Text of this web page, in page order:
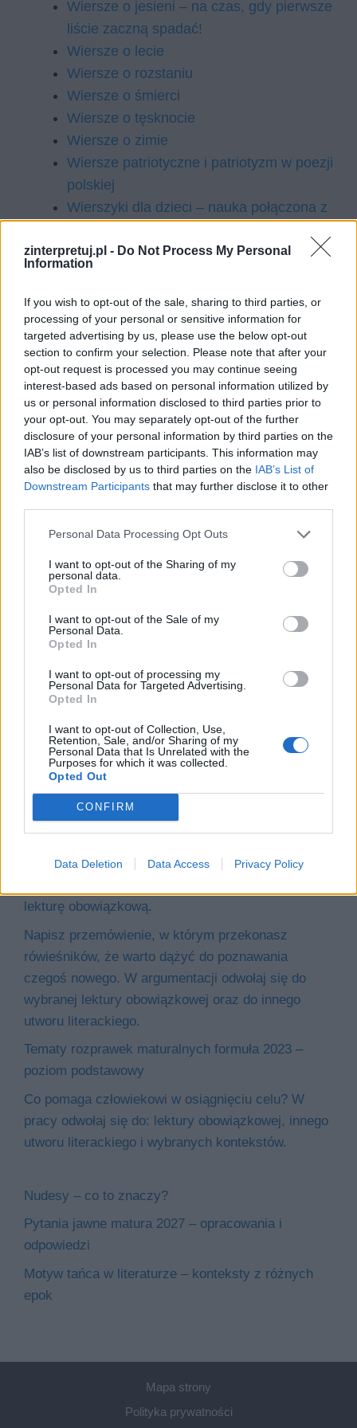
zinterpretuj.pl - Do Not Process My Personal
Information
If you wish to opt-out of the sale, sharing to third parties, or
processing of your personal or sensitive information for
targeted advertising by us, please use the below opt-out
section to confirm your selection. Please note that after your
opt-out request is processed you may continue seeing
interest-based ads based on personal information utilized by
us or personal information disclosed to third parties prior to
your opt-out. You may separately opt-out of the further
disclosure of your personal information by third parties on the
IAB’s list of downstream participants. This information may
also be disclosed by us to third parties on the IAB’s List of
Downstream Participants that may further disclose it to other
Personal Data Processing Opt Outs
I want to opt-out of the Sharing of my
personal data.
Opted In
I want to opt-out of the Sale of my
Personal Data.
Opted In
I want to opt-out of processing my
Personal Data for Targeted Advertising.
Opted In
I want to opt-out of Collection, Use,
Retention, Sale, and/or Sharing of my
Personal Data that Is Unrelated with the
Purposes for which it was collected.
Opted Out
CONFIRM
Data Deletion Data Access Privacy Policy
Wiersze o jesieni – na czas, gdy pierwsze
liście zaczną spadać!
Wiersze o lecie
Wiersze o rozstaniu
Wiersze o śmierci
Wiersze o tęsknocie
Wiersze o zimie
Wiersze patriotyczne i patriotyzm w poezji
polskiej
Wierszyki dla dzieci – nauka połączona z
Szukaj
Szukaj
Pomogłeś mi odkryć, jakie to ważne. Napisz
opowiadanie o przeżytej z bohaterem wybranej
zrozumiałeś, co naprawdę cenisz. Wypracowanie
lekturę obowiązkową.
Napisz przemówienie, w którym przekonasz
rówieśników, że warto dążyć do poznawania
czegoś nowego. W argumentacji odwołaj się do
wybranej lektury obowiązkowej oraz do innego
utworu literackiego.
Tematy rozprawek maturalnych formuła 2023 –
poziom podstawowy
Co pomaga człowiekowi w osiągnięciu celu? W
pracy odwołaj się do: lektury obowiązkowej, innego
utworu literackiego i wybranych kontekstów.
Nudesy – co to znaczy?
Pytania jawne matura 2027 – opracowania i
odpowiedzi
Motyw tańca w literaturze – konteksty z różnych
epok
Mapa strony
Polityka prywatności